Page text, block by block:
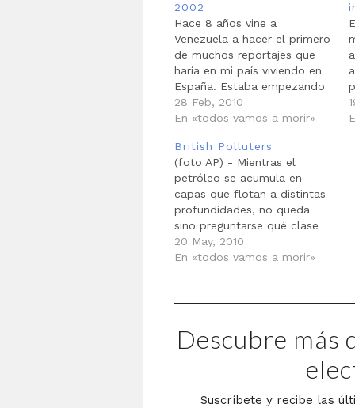
2002
Hace 8 años vine a
Venezuela a hacer el primero
de muchos reportajes que
haría en mi país viviendo en
España. Estaba empezando
la era de "freelance" y ya
había publicado en El País
un reportaje sobre la caída
de las torres gemelas en
Nueva York…
28 Feb, 2010
En «todos vamos a morir»
British Polluters
(foto AP) - Mientras el
petróleo se acumula en
capas que flotan a distintas
profundidades, no queda
sino preguntarse qué clase
de gente conduce a esta
compañía. Para completar el
señalar lo evidente: este
una cadena interminable…
20 May, 2010
En «todos vamos a morir»
Descubre más
Suscríbete y recibe las